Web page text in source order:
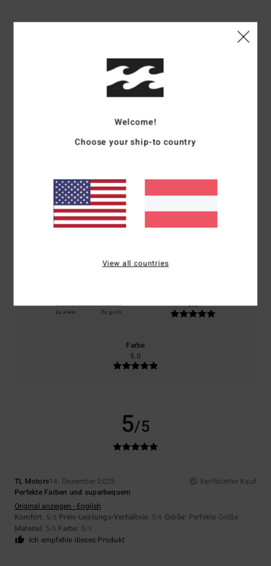
Kundenbewertungen
Durchschnittliche Bewertung
5.0
basierend auf1 verifizierten Bewertungenseit Dezember 2025
100% unserer Kunden empfehlen dieses Produkt
Zu klein Zu groß
5.0
Farbe
5.0
5/5
TL Motors14. Dezember 2025
Verifizierter Kauf
Perfekte Farben und superbequem
Original anzeigen - English
Komfort: 5/5 Preis-Leistungs-Verhältnis: 5/5 Größe: Perfekte Größe
Material: 5 /5 Farbe: 5/5
Ich empfehle dieses Produkt
Welcome!
Choose your ship-to country
View all countries